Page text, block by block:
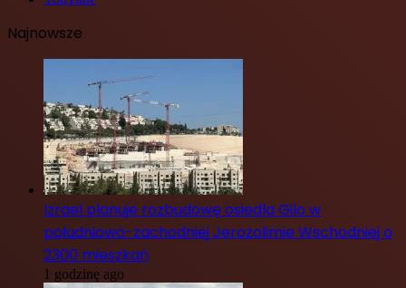
Najnowsze
Izrael planuje rozbudowę osiedla Gilo w
południowo-zachodniej Jerozolimie Wschodniej o
2300 mieszkań
1 godzinę ago